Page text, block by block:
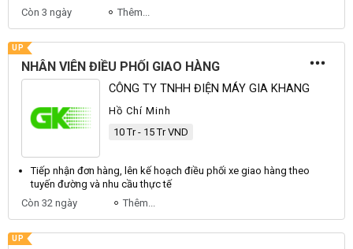
Còn 3 ngày
Thêm...
UP
NHÂN VIÊN ĐIỀU PHỐI GIAO HÀNG
CÔNG TY TNHH ĐIỆN MÁY GIA KHANG
Hồ Chí Minh
10 Tr - 15 Tr VND
Tiếp nhận đơn hàng, lên kế hoạch điều phối xe giao hàng theo
tuyến đường và nhu cầu thực tế
Còn 32 ngày
Thêm...
UP